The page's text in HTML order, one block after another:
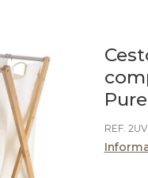
REF.